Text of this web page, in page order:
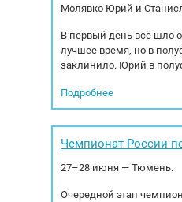
Молявко Юрий и
В первый день всё шло
лучшее время, но в
заклинило. Юрий в
Подробнее
Чемпионат России
27–28 июня — Тюмень.
Очередной этап